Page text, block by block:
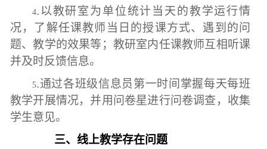
4. 以教研室为单位统计当天的教学运行情
况，了解任课教师当日的授课方式、遇到的问
题、教学的效果等；教研室内任课教师互相听课
并及时反馈信息。
5.通过各班级信息员第一时间掌握每天每班
教学开展情况，并用问卷星进行问卷调查，收集
学生意见。
三、线上教学存在问题